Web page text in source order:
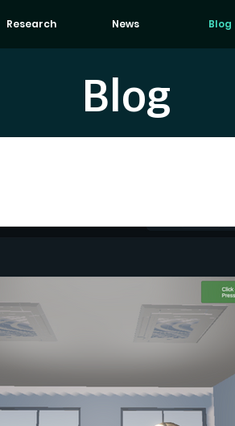
Research News Blog
Blog